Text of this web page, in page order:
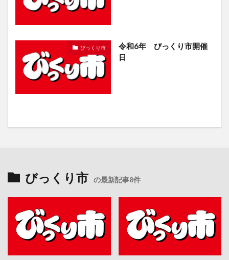
びっくり市
令和6年 びっくり市開催
日
びっくり市 の最新記事8件